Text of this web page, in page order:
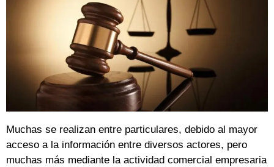
Muchas se realizan entre particulares, debido al mayor
acceso a la información entre diversos actores, pero
muchas más mediante la actividad comercial empresaria